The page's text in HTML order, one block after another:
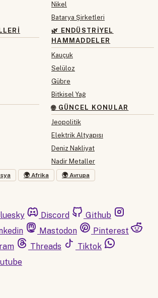
Nikel
Batarya Şirketleri
🌿 ENDÜSTRIYEL
HAMMADDELER
Kauçuk
Selüloz
Gübre
Bitkisel Yağ
🌐 GÜNCEL KONULAR
Jeopolitik
Elektrik Altyapısı
Deniz Nakliyat
Nadir Metaller
🌍 Afrika 🌍 Avrupa
Discord
Github
Mastodon
Pinterest
Threads
Tiktok